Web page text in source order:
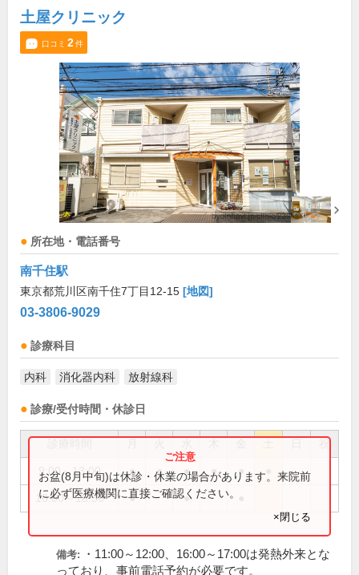
土屋クリニック
口コミ 2件
所在地・電話番号
南千住駅
東京都荒川区南千住7丁目12-15 [地図]
03-3806-9029
診療科目
内科 消化器内科 放射線科
診療/受付時間・休診日
祝
9:00～13:00 ● ● ● ● ●
16:00～18:30 ● ●
お盆(8月中旬)は休診・休業の場合があります。来院前
に必ず医療機関に直接ご確認ください。
×閉じる
備考:
・11:00～12:00、16:00～17:00は発熱外来とな
っており、事前電話予約が必要です。